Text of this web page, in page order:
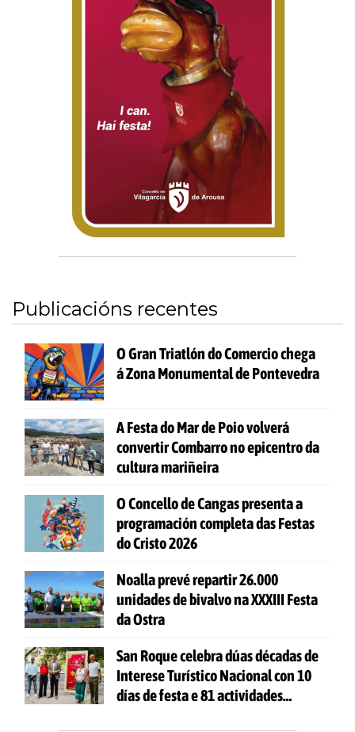
Publicacións recentes
O Gran Triatlón do Comercio chega
á Zona Monumental de Pontevedra
A Festa do Mar de Poio volverá
convertir Combarro no epicentro da
cultura mariñeira
O Concello de Cangas presenta a
programación completa das Festas
do Cristo 2026
Noalla prevé repartir 26.000
unidades de bivalvo na XXXIII Festa
da Ostra
San Roque celebra dúas décadas de
Interese Turístico Nacional con 10
días de festa e 81 actividades